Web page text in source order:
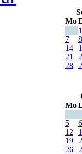
Mo
1
7
8
14
21
28
Mo
5
6
12
19
26